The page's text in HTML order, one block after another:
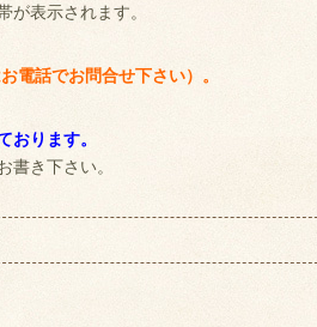
が表示されます。
話でお問合せ下さい）。
ります。
書き下さい。